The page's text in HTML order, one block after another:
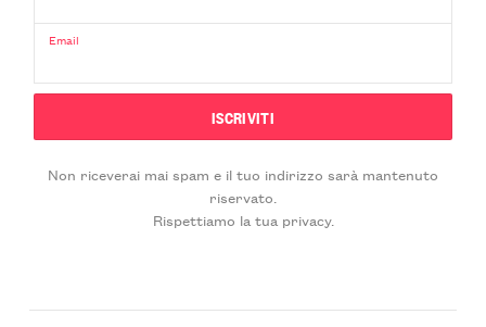
Email
Non riceverai mai spam e il tuo indirizzo sarà mantenuto
riservato.
Rispettiamo la tua privacy.